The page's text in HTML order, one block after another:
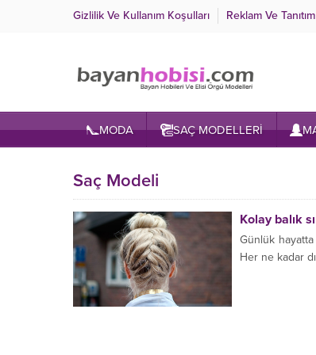
Gizlilik Ve Kullanım Koşulları Reklam Ve Tanıtım
MODA SAÇ MODELLERİ
Saç Modeli
Kolay balık
Günlük
Her ne kadar